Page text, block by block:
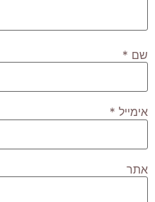
שם *
אימייל *
אתר